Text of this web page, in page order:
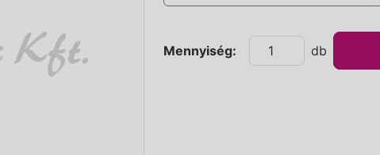
Mennyiség: db